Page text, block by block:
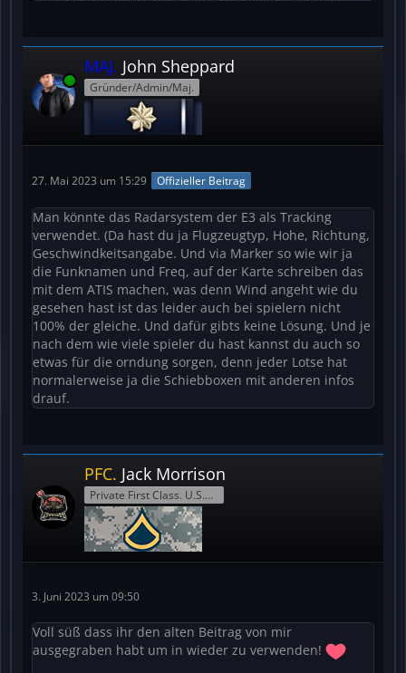
Online
MAJ. John Sheppard
Gründer/Admin/Maj.
27. Mai 2023 um 15:29 Offizieller Beitrag
Man könnte das Radarsystem der E3 als Tracking
verwendet. (Da hast du ja Flugzeugtyp, Hohe, Richtung,
Geschwindkeitsangabe. Und via Marker so wie wir ja
die Funknamen und Freq, auf der Karte schreiben das
mit dem ATIS machen, was denn Wind angeht wie du
gesehen hast ist das leider auch bei spielern nicht
100% der gleiche. Und dafür gibts keine Lösung. Und je
nach dem wie viele spieler du hast kannst du auch so
etwas für die orndung sorgen, denn jeder Lotse hat
normalerweise ja die Schiebboxen mit anderen infos
drauf.
PFC. Jack Morrison
Private First Class. U.S.Army
3. Juni 2023 um 09:50
Voll süß dass ihr den alten Beitrag von mir
ausgegraben habt um in wieder zu verwenden!